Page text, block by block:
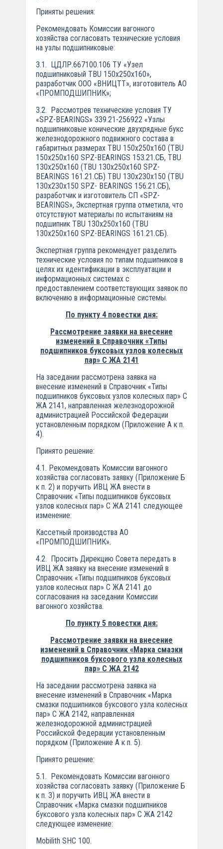
Приняты решения:
Рекомендовать Комиссии вагонного
хозяйства согласовать технические условия
на узлы подшипниковые:
3.1. ЦДЛР.667100.106 ТУ «Узел
подшипниковый TBU 150х250х160»,
разработчик ООО «ВНИЦТТ», изготовитель АО
«ПРОМПОДШИПНИК»;
3.2. Рассмотрев технические условия ТУ
«SPZ-BEARINGS» 339.21-2569­22 «Узлы
подшипниковые конические двухрядные букс
железнодорожного подвижного состава в
габаритных размерах TBU 150x250x160 (TBU
150x250x160 SPZ-BEARINGS 153.21.СБ, TBU
130x250x160 (TBU 130x250x160 SPZ-
BEARINGS 161.21.СБ) TBU 130x230x150 (TBU
130x230x150 SPZ- BEARINGS 156.21.СБ),
разработчик и изготовитель СП «SPZ-
BEARINGS», Экспертная группа отметила, что
отсутствуют материалы по испытаниям на
подшипник TBU 130x250x160 (TBU
130x250x160 SPZ-BEARINGS 161.21.СБ).
Экспертная группа рекомендует разделить
технические условия по типам подшипников в
целях их идентификации в эксплуатации и
информационных системах с
предоставлением соответствующих заявок по
включению в информационные системы.
По пункту 4 повестки дня:
Рассмотрение заявки на внесение
изменений в Справочник «Типы
подшипников буксовых узлов колесных
пар» С ЖА 2141
На заседании рассмотрена заявка на
внесение изменений в Справочник «Типы
подшипников буксовых узлов колесных пар» С
ЖА 2141, направленная железнодорожной
администрацией Российской Федерации
установленным порядком (Приложение А к п.
4).
Принято решение:
4.1. Рекомендовать Комиссии вагонного
хозяйства согласовать заявку (Приложение Б
к п. 2) и поручить ИВЦ ЖА внести в
Справочник «Типы подшипников буксовых
узлов колесных пар» С ЖА 2141 следующее
изменение:
Кассетный производства АО
«ПРОМПОДШИПНИК».
4.2. Просить Дирекцию Совета передать в
ИВЦ ЖА заявку на внесение изменений в
Справочник «Типы подшипников буксовых
узлов колесных пар» С ЖА 2141 до
согласования на заседании Комиссии
вагонного хозяйства.
По пункту 5 повестки дня:
Рассмотрение заявки на внесение
изменений в Справочник «Марка смазки
подшипников буксового узла колесных
пар» С ЖА 2142
На заседании рассмотрена заявка на
внесение изменений в Справочник «Марка
смазки подшипников буксового узла колесных
пар» С ЖА 2142, направленная
железнодорожной администрацией
Российской Федерации установленным
порядком (Приложение А к п. 5).
Принято решение:
5.1. Рекомендовать Комиссии вагонного
хозяйства согласовать заявку (Приложение Б
к п. 3) и поручить ИВЦ ЖА внести в
Справочник «Марка смазки подшипников
буксового узла колесных пар» С ЖА 2142
следующее изменение:
Mobilith SHC 100.